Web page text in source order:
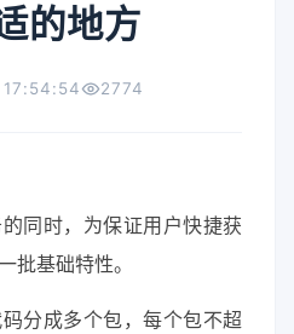
的地方
2774
同时，为保证用户快捷获
批基础特性。
分成多个包，每个包不超